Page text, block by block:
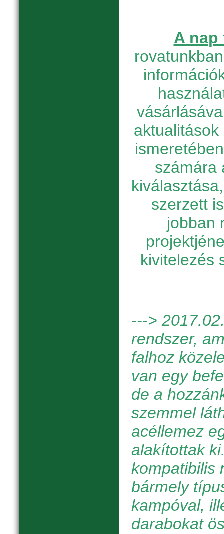
A
számára
szerzett
jobban
kivitelezés
---> 201
rendszer,
falhoz
van egy
de a
szemmel
acéllemez
alakítottak
kompatibilis
bármely
kampóval,
darabokat